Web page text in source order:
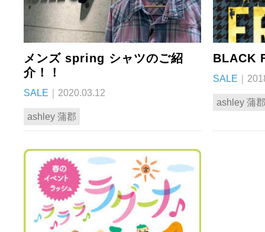
メンズ spring シャツのご紹
介！！
SALE ｜2020.03.12
ashley 蒲郡
BLACK
SALE ｜
ashley 蒲郡